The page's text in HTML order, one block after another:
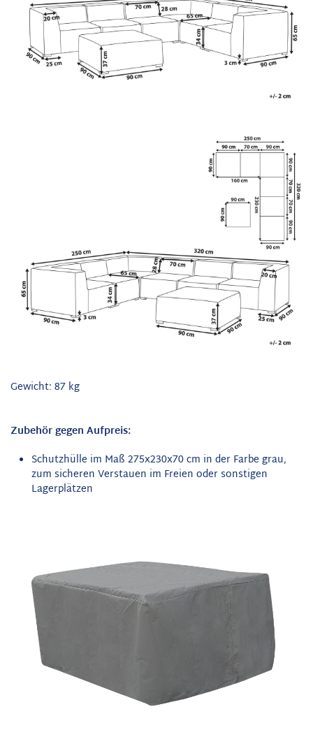
Gewicht: 87 kg
Zubehör gegen Aufpreis:
Schutzhülle im Maß 275x230x70 cm in der Farbe grau,
zum sicheren Verstauen im Freien oder sonstigen
Lagerplätzen